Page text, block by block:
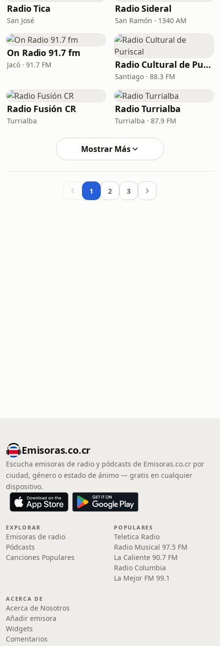
Radio Tica
San José
Radio Sideral
San Ramón · 1340 AM
On Radio 91.7 fm
Jacó · 91.7 FM Radio Cultural de Puriscal
Santiago · 88.3 FM
Radio Fusión CR
Turrialba
Radio Turrialba
Turrialba · 87.9 FM
Mostrar Más
1 2 3
Emisoras.co.cr
Escucha emisoras de radio y pódcasts de Emisoras.co.cr por
ciudad, género o estado de ánimo — gratis en cualquier
dispositivo.
EXPLORAR
Emisoras de radio
Pódcasts
Canciones Populares
POPULARES
Teletica Radio
Radio Musical 97.5 FM
La Caliente 90.7 FM
Radio Columbia
La Mejor FM 99.1
ACERCA DE
Acerca de Nosotros
Añadir emisora
Widgets
Comentarios